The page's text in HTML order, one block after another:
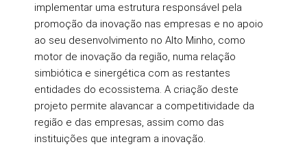
implementar uma estrutura responsável pela
promoção da inovação nas empresas e no apoio
ao seu desenvolvimento no Alto Minho, como
motor de inovação da região, numa relação
simbiótica e sinergética com as restantes
entidades do ecossistema. A criação deste
projeto permite alavancar a competitividade da
região e das empresas, assim como das
instituições que integram a inovação.